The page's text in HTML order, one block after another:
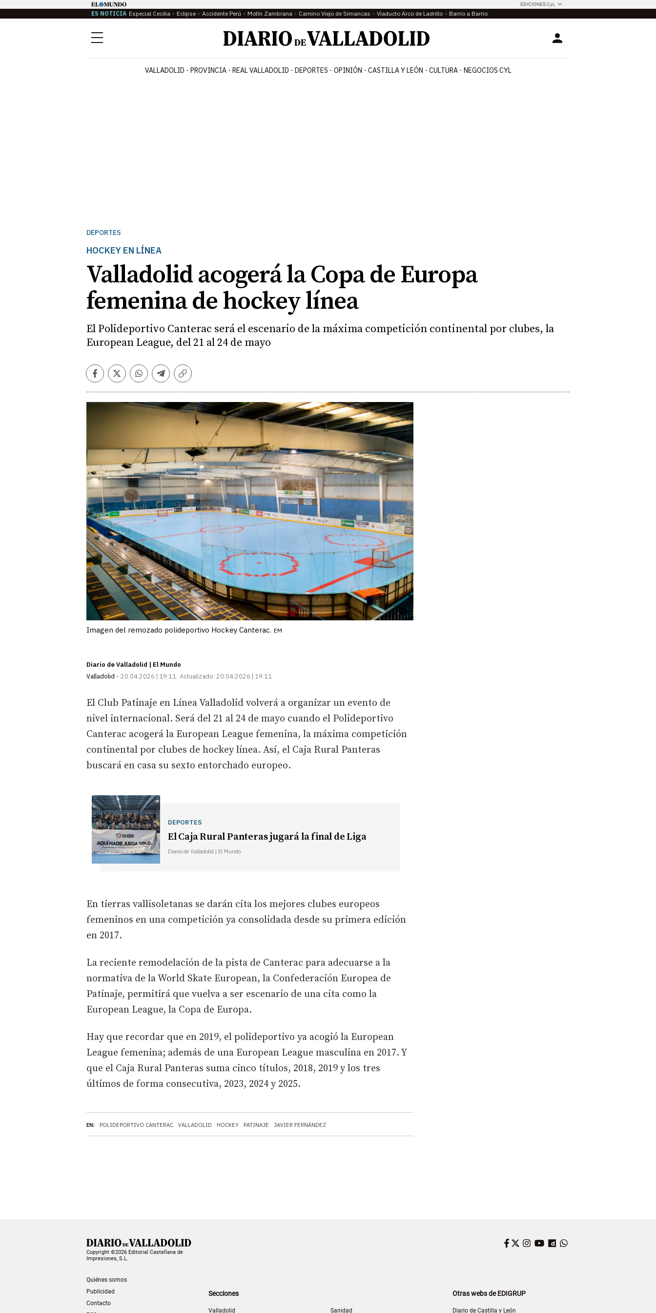
EDICIONES CyL
ES NOTICIA Especial Cecilia Eclipse Accidente Perú Motín Zambrana Camino Viejo de Simancas Viaducto Arco de Ladrillo Barrio a Barrio
Menú Login
VALLADOLID PROVINCIA REAL VALLADOLID DEPORTES OPINIÓN CASTILLA Y LEÓN CULTURA NEGOCIOS CYL
DEPORTES
HOCKEY EN LÍNEA
Valladolid acogerá la Copa de Europa
femenina de hockey línea
El Polideportivo Canterac será el escenario de la máxima competición continental por clubes, la
European League, del 21 al 24 de mayo
Facebook
TwitterWhatsapp
Telegram
Copiar
Imagen del remozado polideportivo Hockey Canterac. EM
Diario de Valladolid | El Mundo
Valladolid
20.04.2026 | 19:11 Actualizado: 20.04.2026 | 19:11
EN: POLIDEPORTIVO CANTERAC VALLADOLID HOCKEY PATINAJE JAVIER FERNÁNDEZ
El Club Patinaje en Línea Valladolid volverá a organizar un evento de
nivel internacional. Será del 21 al 24 de mayo cuando el Polideportivo
Canterac acogerá la European League femenina, la máxima competición
continental por clubes de hockey línea. Así, el Caja Rural Panteras
buscará en casa su sexto entorchado europeo.
DEPORTES
El Caja Rural Panteras jugará la final de Liga
Diario de Valladolid | El Mundo
En tierras vallisoletanas se darán cita los mejores clubes europeos
femeninos en una competición ya consolidada desde su primera edición
en 2017.
La reciente remodelación de la pista de Canterac para adecuarse a la
normativa de la World Skate European, la Confederación Europea de
Patinaje, permitirá que vuelva a ser escenario de una cita como la
European League, la Copa de Europa.
Hay que recordar que en 2019, el polideportivo ya acogió la European
League femenina; además de una European League masculina en 2017. Y
que el Caja Rural Panteras suma cinco títulos, 2018, 2019 y los tres
últimos de forma consecutiva, 2023, 2024 y 2025.
Copyright ©2026 Editorial Castellana de
Impresiones, S.L.
Quiénes somos
Publicidad
Contacto
Facebook
Twitter
Instagram
YouTube
Dailymotion
Secciones
Valladolid Sanidad
Otras webs de EDIGRUP
Diario de Castilla y León